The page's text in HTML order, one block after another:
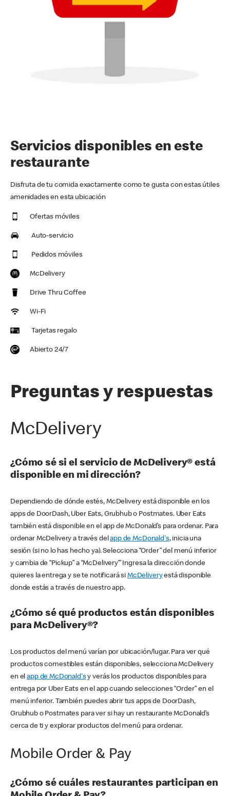
Servicios disponibles en este
restaurante
Disfruta de tu comida exactamente como te gusta con estas útiles
amenidades en esta ubicación
Ofertas móviles
Auto-servicio
Pedidos móviles
McDelivery
Drive Thru Coffee
Wi-Fi
Tarjetas regalo
Abierto 24/7
Preguntas y respuestas
McDelivery
¿Cómo sé si el servicio de McDelivery® está
disponible en mi dirección?
Dependiendo de dónde estés, McDelivery está disponible en los
apps de DoorDash, Uber Eats, Grubhub o Postmates. Uber Eats
también está disponible en el app de McDonald’s para ordenar. Para
ordenar McDelivery a través delapp de McDonald's, inicia una
sesión (si no lo has hecho ya). Selecciona “Order” del menú inferior
y cambia de “Pickup” a “McDelivery’” Ingresa la dirección donde
quieres la entrega y se te notificará si McDeliveryestá disponible
donde estás a través de nuestro app.
¿Cómo sé qué productos están disponibles
para McDelivery®?
Los productos del menú varían por ubicación/lugar. Para ver qué
productos comestibles están disponibles, selecciona McDelivery
en elapp de McDonald'sy verás los productos disponibles para
entrega por Uber Eats en el app cuando selecciones “Order” en el
menú inferior. También puedes abrir tus apps de DoorDash,
Grubhub o Postmates para ver si hay un restaurante McDonald’s
cerca de ti y explorar productos del menú para ordenar.
Mobile Order & Pay
¿Cómo sé cuáles restaurantes participan en